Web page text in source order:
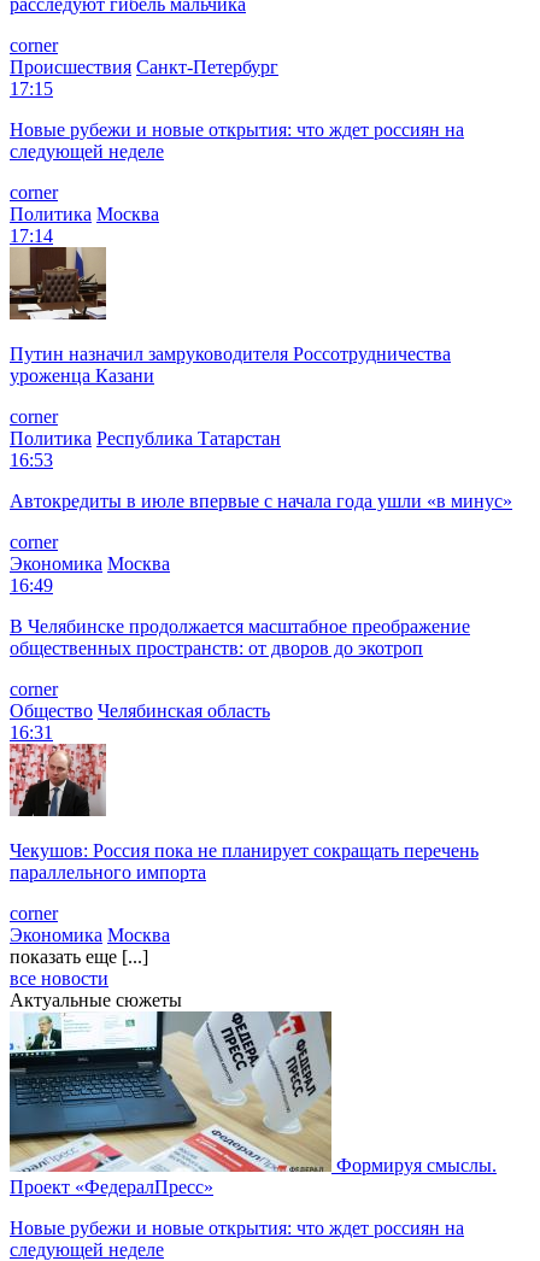
corner
Происшествия Санкт-Петербург
17:15
Новые рубежи и новые открытия: что ждет россиян на
следующей неделе
corner
Политика Москва
17:14
Путин назначил замруководителя Россотрудничества
уроженца Казани
corner
Политика Республика Татарстан
16:53
Автокредиты в июле впервые с начала года ушли «в минус»
corner
Экономика Москва
16:49
В Челябинске продолжается масштабное преображение
общественных пространств: от дворов до экотроп
corner
Общество Челябинская область
16:31
Чекушов: Россия пока не планирует сокращать перечень
параллельного импорта
corner
Экономика Москва
показать еще [...]
все новости
Актуальные сюжеты
Формируя смыслы.
Проект «ФедералПресс»
Новые рубежи и новые открытия: что ждет россиян на
следующей неделе